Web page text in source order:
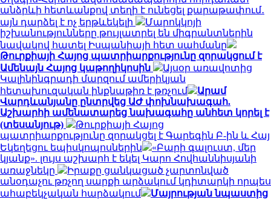
անձրևի հետևանքով տեղի է ունեցել քարաթափում․
այն դարձել է ոչ երթևեկելի
Մարոկկոյի
իշխանությունները թույլատրել են միգրանտներին
նավակով հատել Իսպանիայի հետ սահմանը
Թուրքիայի Հայոց պատրիարքությունը զորակցում է
Ամենայն Հայոց կաթողիկոսին
Այսօր առավոտից
Կալինինգրադի մարզում ամերիկյան
հետախուզական ինքնաթիռ է թռչում
Արամ
Վարդևանյանը ընտրվեց ԱԺ փոխնախագահ.
Աշխարհի ամենատարեց նախագահը անհետ կորել է
(տեսանյութ)
Թուրքիայի Հայոց
պատրիարքությունը զորակցել է Գարեգին Բ-ին և Հայ
Եկեղեցու եպիսկոպոսներին
«Բարի գալուստ, մեր
կյանք». լույս աշխարհ է եկել Կարո Հովհաննիսյանի
առաջնեկը
Իրաքը ցանկացած չարտոնված
անօդաչու թռչող սարքի արձակում կդիտարկի որպես
ահաբեկչական հարձակում
Մայրության նպաստից